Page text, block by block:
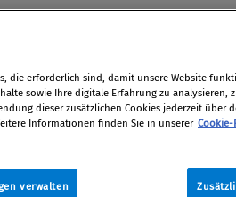
Erstmals Klage
Act erhoben
sind in einem
Investments drei Männer
Klage durch die
die erforderlich sind, damit unsere Website
sowie Ihre digitale Erfahrung zu
dieser zusätzlichen Cookies jederzeit über
Informationen finden Sie in unserer
verwalten